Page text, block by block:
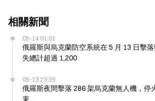
相關新聞
05-14 01:01
俄羅斯與烏克蘭防空系統在 5 月 13 日擊
失總計超過 1,200
05-13 23:35
俄羅斯夜間擊落 286 架烏克蘭無人機，停
束